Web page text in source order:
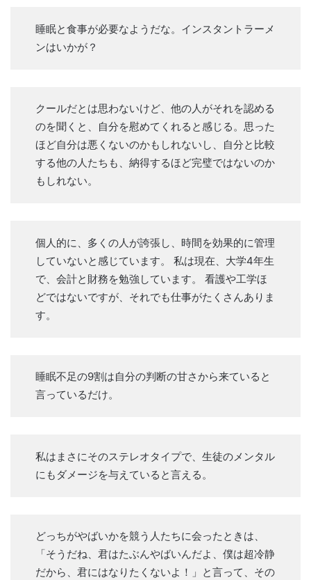
睡眠と食事が必要なようだな。インスタントラーメ
ンはいかが？
クールだとは思わないけど、他の人がそれを認める
のを聞くと、自分を慰めてくれると感じる。思った
ほど自分は悪くないのかもしれないし、自分と比較
する他の人たちも、納得するほど完璧ではないのか
もしれない。
個人的に、多くの人が誇張し、時間を効果的に管理
していないと感じています。 私は現在、大学4年生
で、会計と財務を勉強しています。 看護や工学ほ
どではないですが、それでも仕事がたくさんありま
す。
睡眠不足の9割は自分の判断の甘さから来ていると
言っているだけ。
私はまさにそのステレオタイプで、生徒のメンタル
にもダメージを与えていると言える。
どっちがやばいかを競う人たちに会ったときは、
「そうだね、君はたぶんやばいんだよ、僕は超冷静
だから、君にはなりたくないよ！」と言って、その